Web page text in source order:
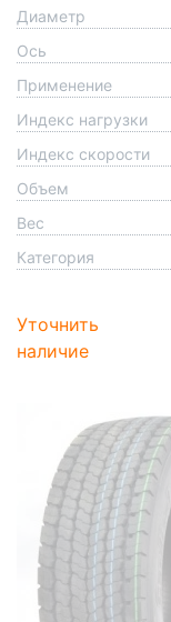
Диаметр
Ось
Применение
Индекс нагрузки
Индекс скорости
Объем
Вес
Категория
Уточнить
наличие